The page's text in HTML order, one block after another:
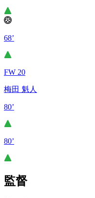
68’
FW 20
梅田 魁人
80’
80’
監督